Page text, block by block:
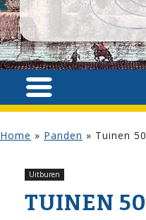
Home » Panden » Tuinen 50
Uitburen
TUINEN 50